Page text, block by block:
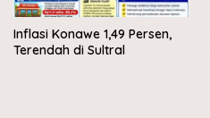
Inflasi Konawe 1,49 Persen,
Terendah di Sultral